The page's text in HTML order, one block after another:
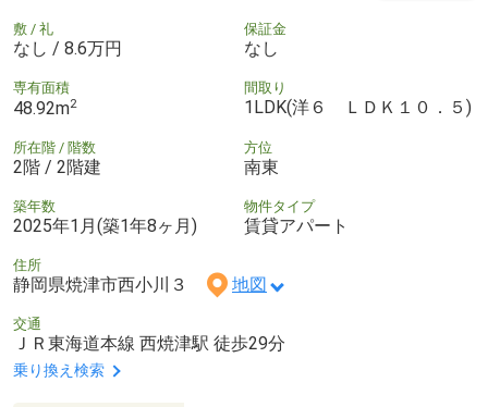
敷 / 礼
なし / 8.6万円
保証金
なし
専有面積
48.92m2
間取り
1LDK(洋６ ＬＤＫ１０．５)
所在階 / 階数
2階 / 2階建
方位
南東
築年数
2025年1月(築1年8ヶ月)
物件タイプ
賃貸アパート
住所
静岡県焼津市西小川３ 地図
交通
ＪＲ東海道本線 西焼津駅 徒歩29分
乗り換え検索